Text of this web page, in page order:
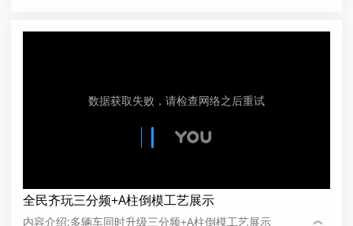
全民齐玩三分频+A柱倒模工艺展示
内容介绍:多辆车同时升级三分频+A柱倒模工艺展示 ︽